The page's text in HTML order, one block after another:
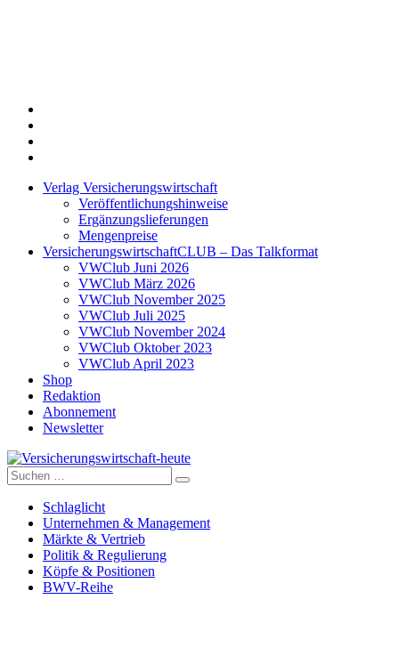
Verlag Versicherungswirtschaft
Veröffentlichungshinweise
Ergänzungslieferungen
Mengenpreise
VersicherungswirtschaftCLUB – Das Talkformat
VWClub Juni 2026
VWClub März 2026
VWClub November 2025
VWClub Juli 2025
VWClub November 2024
VWClub Oktober 2023
VWClub April 2023
Shop
Redaktion
Abonnement
Newsletter
Versicherungswirtschaft-heute
Suche
nach:
Schlaglicht
Unternehmen & Management
Märkte & Vertrieb
Politik & Regulierung
Köpfe & Positionen
BWV-Reihe